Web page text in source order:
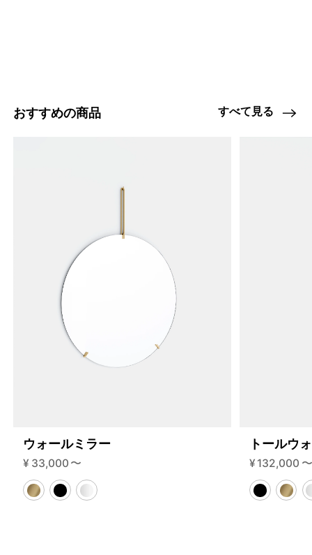
おすすめの商品 すべて見る
ウォールミラー
¥ 33,000 〜
トールウ
¥ 132,000 〜